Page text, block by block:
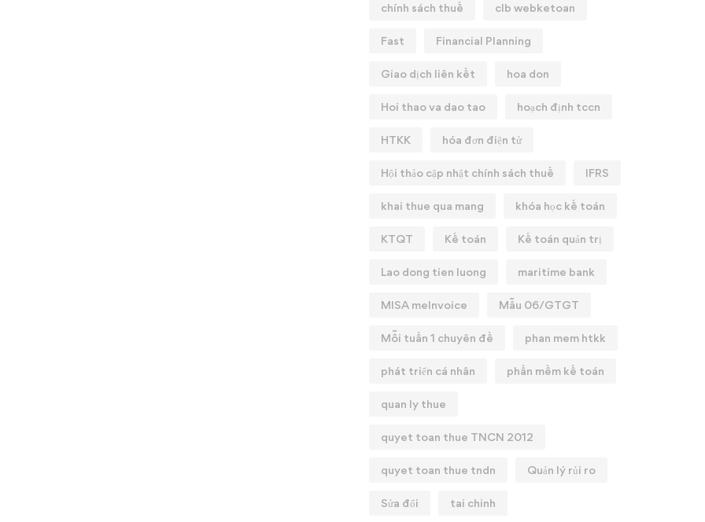
chính sách thuế clb webketoan
Fast Financial Planning
Giao dịch liên kết hoa don
Hoi thao va dao tao hoạch định tccn
HTKK hóa đơn điện tử
Hội thảo cập nhật chính sách thuế IFRS
khai thue qua mang khóa học kế toán
KTQT Kế toán Kế toán quản trị
Lao dong tien luong maritime bank
MISA meInvoice Mẫu 06/GTGT
Mỗi tuần 1 chuyên đề phan mem htkk
phát triển cá nhân phần mềm kế toán
quan ly thue
quyet toan thue TNCN 2012
quyet toan thue tndn Quản lý rủi ro
Sửa đổi tai chinh